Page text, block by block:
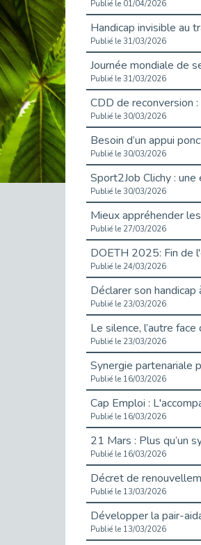
Publié le 01/04/2026
Publié le 31/03/2026
Publié le 31/03/2026
Publié le 30/03/2026
Publié le 30/03/2026
Publié le 30/03/2026
Publié le 27/03/2026
Publié le 24/03/2026
Publié le 23/03/2026
Publié le 23/03/2026
Publié le 16/03/2026
Publié le 16/03/2026
Publié le 16/03/2026
Publié le 13/03/2026
Publié le 13/03/2026